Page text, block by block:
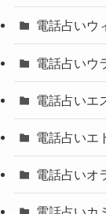
電話占いウ
電話占いウ
電話占いエ
電話占いエ
電話占いオ